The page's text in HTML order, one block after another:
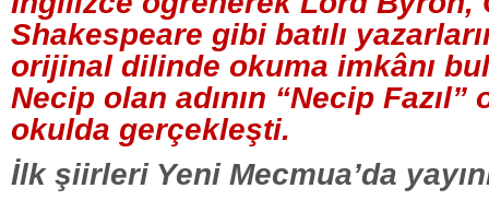
Shakespeare gibi batılı
orijinal dilinde okuma imkânı
Necip olan adının “Necip Fazıl”
okulda gerçekleşti.
İlk şiirleri Yeni Mecmua’da